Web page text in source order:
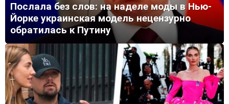
Послала без слов: на наделе моды в Нью-
Йорке украинская модель нецензурно
обратилась к Путину